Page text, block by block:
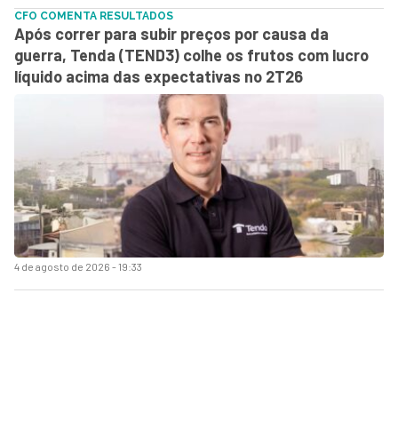
4 de agosto de 2026 - 19:33
CFO COMENTA RESULTADOS
Após correr para subir preços por causa da
guerra, Tenda (TEND3) colhe os frutos com lucro
líquido acima das expectativas no 2T26